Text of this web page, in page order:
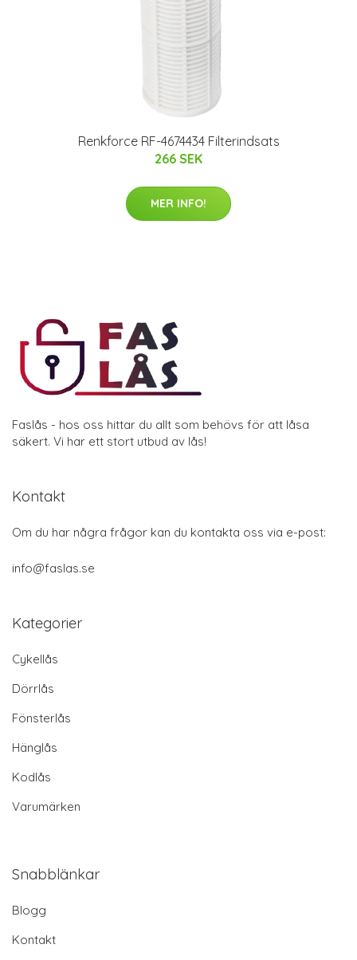
Renkforce RF-4674434 Filterindsats
266 SEK
MER INFO!
Faslås - hos oss hittar du allt som behövs för att låsa
säkert. Vi har ett stort utbud av lås!
Kontakt
Om du har några frågor kan du kontakta oss via e-post:
info@faslas.se
Kategorier
Cykellås
Dörrlås
Fönsterlås
Hänglås
Kodlås
Varumärken
Snabblänkar
Blogg
Kontakt